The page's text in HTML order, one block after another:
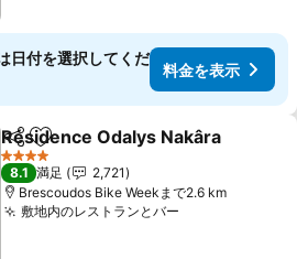
日付を選択してくだ
料金を表示
シェアお気に入りに追加
Résidence Odalys Nakâra
4 ホテルのランク
8.1 満足
2,721
Brescoudos Bike Weekまで2.6 km
敷地内のレストランとバー